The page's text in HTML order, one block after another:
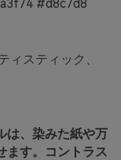
#d8c7d8
ィスティック、
は、染みた紙や万
ます。コントラス